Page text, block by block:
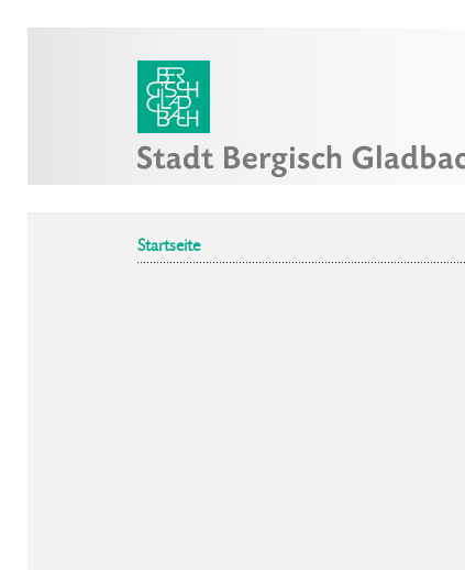
Startseite